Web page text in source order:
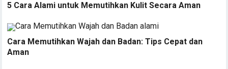
5 Cara Alami untuk Memutihkan Kulit Secara Aman
Cara Memutihkan Wajah dan Badan: Tips Cepat dan
Aman